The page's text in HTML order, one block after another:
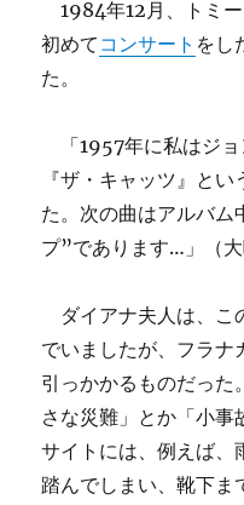
1984年12月、トミ
初めて コンサート をし
た。
「1957年に私はジョ
『ザ・キャッツ』と
た。次の曲はアルバム
プ”であります…」（大
ダイアナ夫人は、こ
でいましたが、フラナ
引っかかるものだっ
さな災難」とか「小事
サイトには、例えば、
踏んでしまい、靴下ま